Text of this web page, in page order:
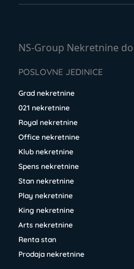
NS-Group Nekretnine
POSLOVNE JEDINICE
Grad nekretnine
021 nekretnine
Royal nekretnine
Office nekretnine
Klub nekretnine
Spens nekretnine
Stan nekretnine
Play nekretnine
King nekretnine
Arts nekretnine
Renta stan
Prodaja nekretnine